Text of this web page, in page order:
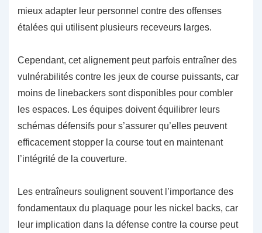
mieux adapter leur personnel contre des offenses
étalées qui utilisent plusieurs receveurs larges.
Cependant, cet alignement peut parfois entraîner des
vulnérabilités contre les jeux de course puissants, car
moins de linebackers sont disponibles pour combler
les espaces. Les équipes doivent équilibrer leurs
schémas défensifs pour s’assurer qu’elles peuvent
efficacement stopper la course tout en maintenant
l’intégrité de la couverture.
Les entraîneurs soulignent souvent l’importance des
fondamentaux du plaquage pour les nickel backs, car
leur implication dans la défense contre la course peut